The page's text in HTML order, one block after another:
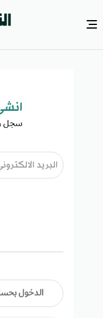
سجل
الدخول